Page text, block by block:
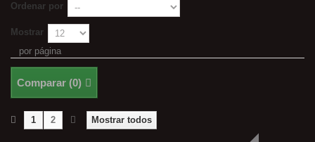
Ordenar por
Mostrar
por página
Comparar (0)
Mostrar todos
1 2